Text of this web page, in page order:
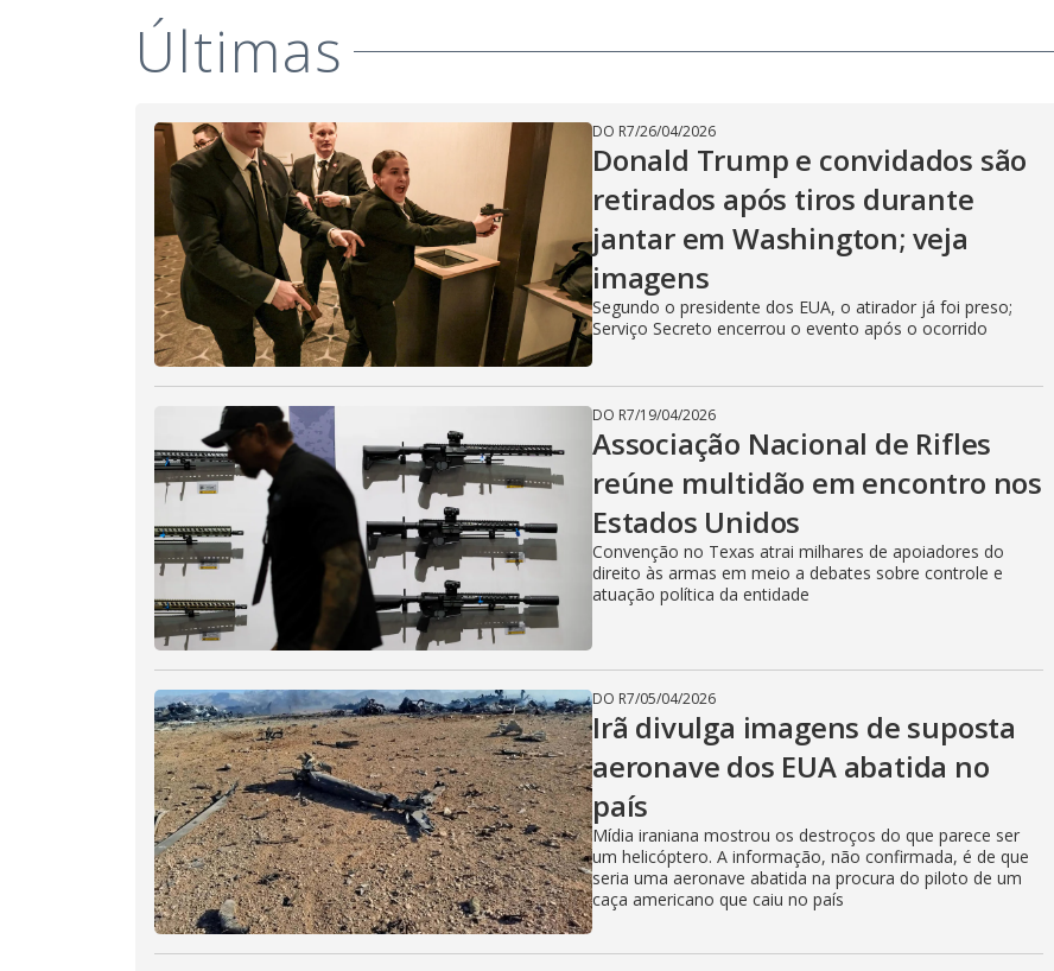
Últimas
DO R7/26/04/2026
Donald Trump e convidados são
retirados após tiros durante
jantar em Washington; veja
imagens
Segundo o presidente dos EUA, o atirador já foi preso;
Serviço Secreto encerrou o evento após o ocorrido
DO R7/19/04/2026
Associação Nacional de Rifles
reúne multidão em encontro nos
Estados Unidos
Convenção no Texas atrai milhares de apoiadores do
direito às armas em meio a debates sobre controle e
atuação política da entidade
DO R7/05/04/2026
Irã divulga imagens de suposta
aeronave dos EUA abatida no
país
Mídia iraniana mostrou os destroços do que parece ser
um helicóptero. A informação, não confirmada, é de que
seria uma aeronave abatida na procura do piloto de um
caça americano que caiu no país